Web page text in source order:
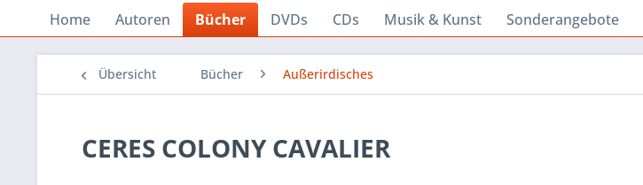
Home Autoren Bücher DVDs CDs Musik & Kunst Sonderangebote
Übersicht Bücher Außerirdisches
CERES COLONY CAVALIER